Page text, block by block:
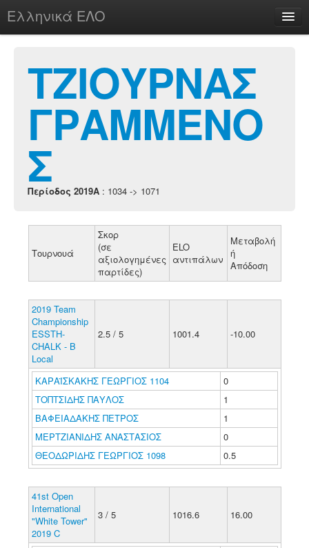
Ελληνικά ΕΛΟ
chesstu.be @ discord
Login
ΤΖΙΟΥΡΝΑΣ
ΓΡΑΜΜΕΝΟ
Σ
Περίοδος 2019A : 1034 -> 1071
Τουρνουά
Σκορ
(σε
αξιολογημένες
παρτίδες)
ELO
αντιπάλων
Μεταβολή
ή
Απόδοση
2019 Team
Championship
ESSTH-
CHALK - B
Local
2.5 / 5 1001.4 -10.00
ΚΑΡΑΪΣΚΑΚΗΣ ΓΕΩΡΓΙΟΣ 1104
0
ΤΟΠΤΣΙΔΗΣ ΠΑΥΛΟΣ
1
ΒΑΦΕΙΑΔΑΚΗΣ ΠΕΤΡΟΣ
1
ΜΕΡΤΖΙΑΝΙΔΗΣ ΑΝΑΣΤΑΣΙΟΣ
0
ΘΕΟΔΩΡΙΔΗΣ ΓΕΩΡΓΙΟΣ 1098
0.5
41st Open
International
"White Tower"
2019 C
3 / 5 1016.6 16.00